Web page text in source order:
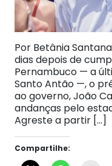
Por Betânia
dias depois de
Pernambuco — a
Santo Antão —, o
ao governo, João
andanças pelo
Agreste a partir […]
Compartilhe: